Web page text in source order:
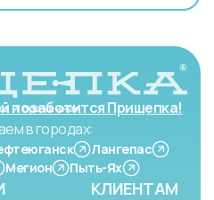
позаботится Прищепка!
в городах:
Лангепас
Мегион Пыть-Ях
КЛИЕНТАМ